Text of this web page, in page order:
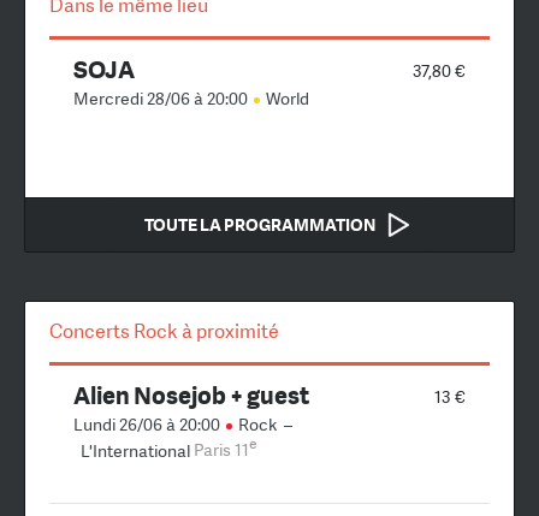
37,80 €
SOJA
Mercredi 28/06 à 20:00 World
TOUTE LA PROGRAMMATION
Concerts Rock à proximité
13 €
Alien Nosejob + guest
Lundi 26/06 à 20:00 Rock –
L'International Paris 11e